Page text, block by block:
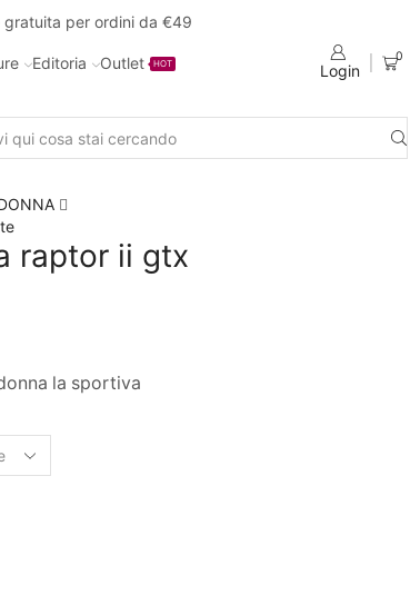
gratuita per ordini da €49
Editoria Outlet HOT Login
0
raptor ii gtx
la sportiva